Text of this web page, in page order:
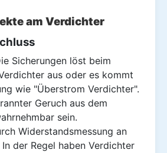
am Verdichter
Sicherungen löst beim
aus oder es kommt
wie "Überstrom Verdichter".
Geruch aus dem
sein.
Widerstandsmessung an
der Regel haben Verdichter